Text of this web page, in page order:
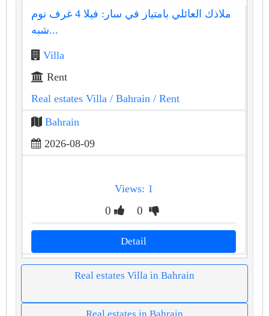
ملاذك العائلي بامتياز في سار: فيلا 4 غرف نوم
شبه...
Villa
Rent
Real estates Villa / Bahrain / Rent
Bahrain
2026-08-09
Views: 1
0 0
Detail
Real estates Villa in Bahrain